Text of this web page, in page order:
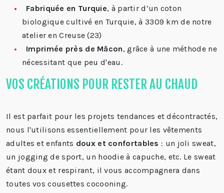
Fabriquée en Turquie, à partir d’un coton
biologique cultivé en Turquie, à 3309 km de notre
atelier en Creuse (23)
Imprimée près de Mâcon, grâce à une méthode ne
nécessitant que peu d'eau.
VOS CRÉATIONS POUR RESTER AU CHAUD
Il est parfait pour les projets tendances et décontractés,
nous l'utilisons essentiellement pour les vêtements
adultes et enfants doux et confortables : un joli sweat,
un jogging de sport, un hoodie à capuche, etc. Le sweat
étant doux et respirant, il vous accompagnera dans
toutes vos cousettes cocooning.